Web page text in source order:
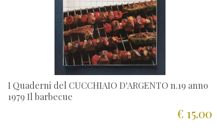
I Quaderni del CUCCHIAIO D'ARGENTO n.19 anno
1979 Il barbecue
€ 15.00